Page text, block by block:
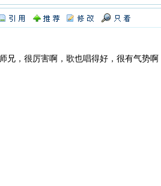
师兄，很厉害啊，歌也唱得好，很有气势啊